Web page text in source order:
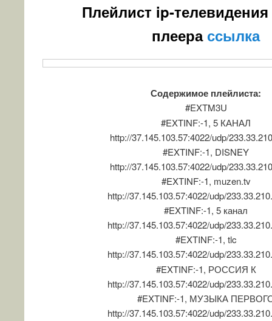
Плейлист ip-
плеера ссылка
Содержимое плейлиста:
#EXTM3U
#EXTINF:-1, 5 КАНАЛ
http://37.145.103.57:4022/udp/
#EXTINF:-1, DISNEY
http://37.145.103.57:4022/udp/
#EXTINF:-1, muzen.tv
http://37.145.103.57:4022/udp/
#EXTINF:-1, 5 канал
http://37.145.103.57:4022/udp/
#EXTINF:-1, tlc
http://37.145.103.57:4022/udp/
#EXTINF:-1, РОССИЯ К
http://37.145.103.57:4022/udp/
#EXTINF:-1, МУЗЫКА
http://37.145.103.57:4022/udp/